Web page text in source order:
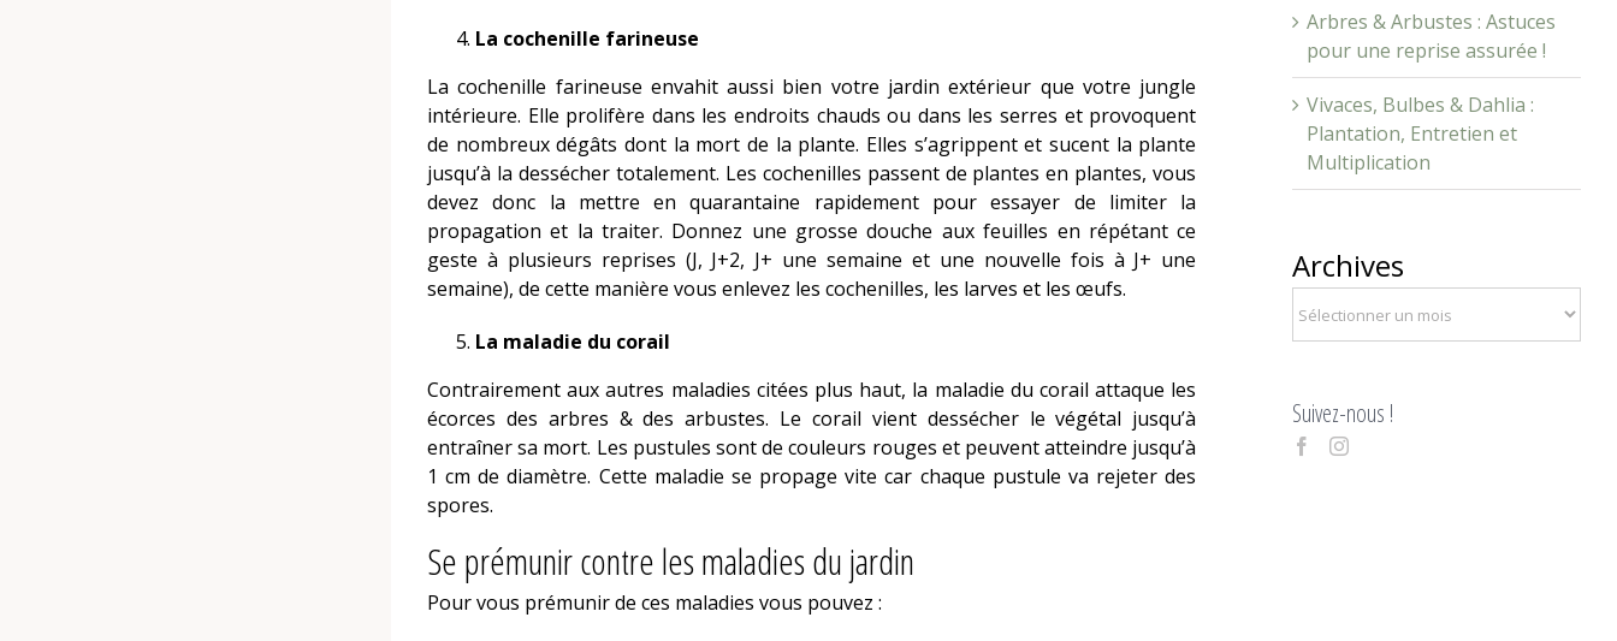
La cochenille farineuse
La cochenille farineuse envahit aussi bien votre jardin extérieur que votre jungle
intérieure. Elle prolifère dans les endroits chauds ou dans les serres et provoquent
de nombreux dégâts dont la mort de la plante. Elles s’agrippent et sucent la plante
jusqu’à la dessécher totalement. Les cochenilles passent de plantes en plantes, vous
devez donc la mettre en quarantaine rapidement pour essayer de limiter la
propagation et la traiter. Donnez une grosse douche aux feuilles en répétant ce
geste à plusieurs reprises (J, J+2, J+ une semaine et une nouvelle fois à J+ une
semaine), de cette manière vous enlevez les cochenilles, les larves et les œufs.
La maladie du corail
Contrairement aux autres maladies citées plus haut, la maladie du corail attaque les
écorces des arbres & des arbustes. Le corail vient dessécher le végétal jusqu’à
entraîner sa mort. Les pustules sont de couleurs rouges et peuvent atteindre jusqu’à
1 cm de diamètre. Cette maladie se propage vite car chaque pustule va rejeter des
spores.
Se prémunir contre les maladies du jardin
Pour vous prémunir de ces maladies vous pouvez :
Arbres & Arbustes : Astuces
pour une reprise assurée !
Vivaces, Bulbes & Dahlia :
Plantation, Entretien et
Multiplication
Archives
Suivez-nous !